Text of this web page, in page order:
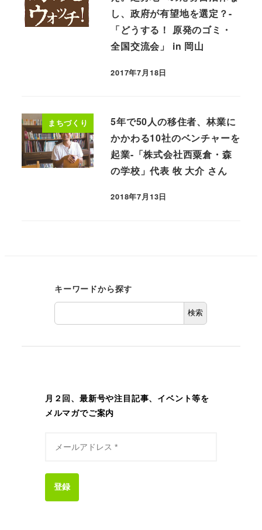
し、政府が有望地を選定？-
「どうする！ 原発のゴミ・
全国交流会」 in 岡山
2017年7月18日
まちづくり
5年で50人の移住者、林業に
かかわる10社のベンチャーを
起業-「株式会社西粟倉・森
の学校」代表 牧 大介 さん
2018年7月13日
キーワードから探す
検索
月２回、最新号や注目記事、イベント等を
メルマガでご案内
登録